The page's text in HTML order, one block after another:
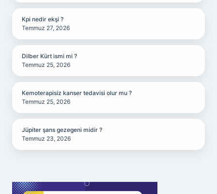
Kpi nedir ekşi ?
Temmuz 27, 2026
Dilber Kürt ismi mi ?
Temmuz 25, 2026
Kemoterapisiz kanser tedavisi olur mu ?
Temmuz 25, 2026
Jüpiter şans gezegeni midir ?
Temmuz 23, 2026